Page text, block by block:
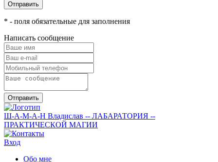
Отправить
* - поля обязательные для заполнения
Написать сообщение
Отправить
Ш-А-М-А-Н Владислав -- ЛАБАРАТОРИЯ --
ПРАКТИЧЕСКОЙ МАГИИ
Вход
Обо мне